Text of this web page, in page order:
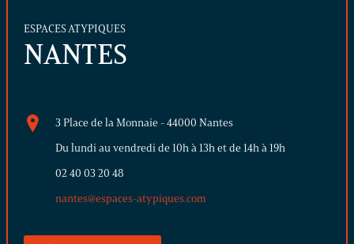
ESPACES ATYPIQUES
NANTES
3 Place de la Monnaie - 44000 Nantes
Du lundi au vendredi de 10h à 13h et de 14h à 19h
02 40 03 20 48
nantes@espaces-atypiques.com